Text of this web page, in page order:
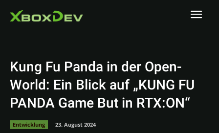
Kung Fu Panda in der Open-
World: Ein Blick auf „KUNG FU
PANDA Game But in RTX:ON“
Entwicklung 23. August 2024